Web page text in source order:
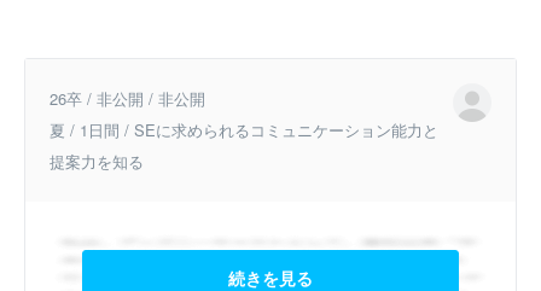
26卒 / 非公開 / 非公開
夏 / 1日間 / SEに求められるコミュニケーション能力と
提案力を知る
続きを見る